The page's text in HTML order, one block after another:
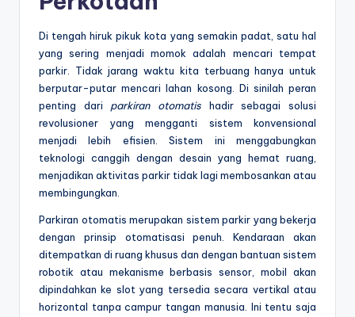
Di tengah hiruk pikuk kota yang semakin padat, satu hal
yang sering menjadi momok adalah mencari tempat
parkir. Tidak jarang waktu kita terbuang hanya untuk
berputar-putar mencari lahan kosong. Di sinilah peran
penting dari parkiran otomatis hadir sebagai solusi
revolusioner yang mengganti sistem konvensional
menjadi lebih efisien. Sistem ini menggabungkan
teknologi canggih dengan desain yang hemat ruang,
menjadikan aktivitas parkir tidak lagi membosankan atau
membingungkan.
Parkiran otomatis merupakan sistem parkir yang bekerja
dengan prinsip otomatisasi penuh. Kendaraan akan
ditempatkan di ruang khusus dan dengan bantuan sistem
robotik atau mekanisme berbasis sensor, mobil akan
dipindahkan ke slot yang tersedia secara vertikal atau
horizontal tanpa campur tangan manusia. Ini tentu saja